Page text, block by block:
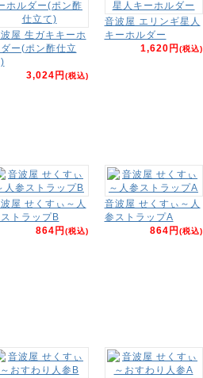
屋 生ガキキーホ
ー(ポン酢仕立
3,024円(税込)
音波屋 エリンギ星人
キーホルダー
1,620円(税込)
屋 せくすぃ～人
トラップB
864円(税込)
音波屋 せくすぃ～人
参ストラップA
864円(税込)